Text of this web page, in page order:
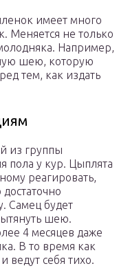
имеет много
Меняется не только
Например,
шею, которую
тем, как издать
из группы
пола у кур. Цыплята
реагировать,
Самец будет
шею.
4 месяцев даже
В то время как
ведут себя тихо.